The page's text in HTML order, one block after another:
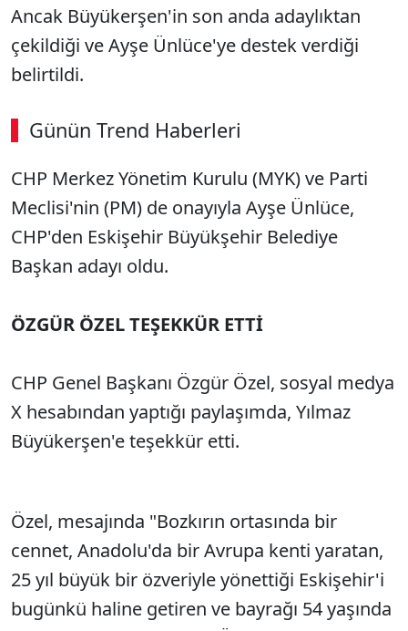
Ancak Büyükerşen'in son anda adaylıktan
çekildiği ve Ayşe Ünlüce'ye destek verdiği
belirtildi.
Günün Trend Haberleri
00:02 / 08:43
Sesi Aç
CHP Merkez Yönetim Kurulu (MYK) ve Parti
Meclisi'nin (PM) de onayıyla Ayşe Ünlüce,
CHP'den Eskişehir Büyükşehir Belediye
Başkan adayı oldu.
ÖZGÜR ÖZEL TEŞEKKÜR ETTİ
CHP Genel Başkanı Özgür Özel, sosyal medya
X hesabından yaptığı paylaşımda, Yılmaz
Büyükerşen'e teşekkür etti.
Özel, mesajında "Bozkırın ortasında bir
cennet, Anadolu'da bir Avrupa kenti yaratan,
25 yıl büyük bir özveriyle yönettiği Eskişehir'i
bugünkü haline getiren ve bayrağı 54 yaşında